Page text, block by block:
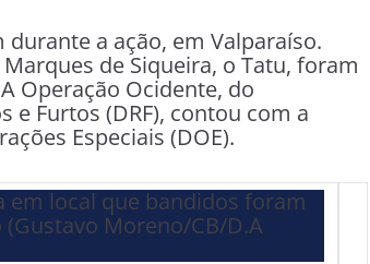
a ação, em Valparaíso.
de Siqueira, o Tatu, foram
Operação Ocidente, do
e Furtos (DRF), contou com a
Especiais (DOE).